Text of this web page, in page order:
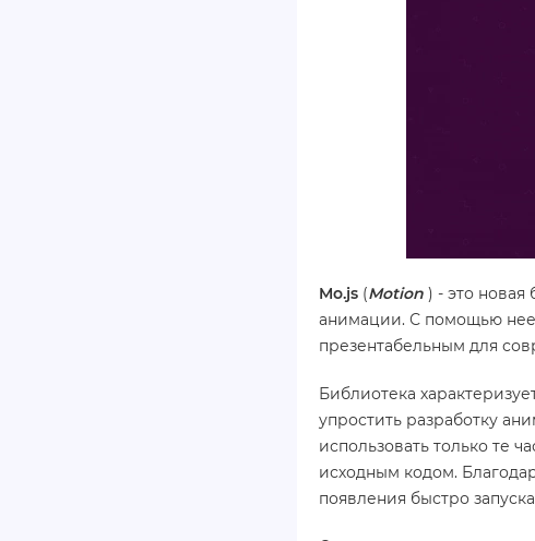
Mo.js (Motion ) - это новая
анимации. С помощью нее
презентабельным для
Библиотека
упростить разработку
использовать только те
исходным кодом.
появления быстро